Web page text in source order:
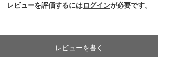
レビューを評価するにはログインが必要です。
レビューを書く